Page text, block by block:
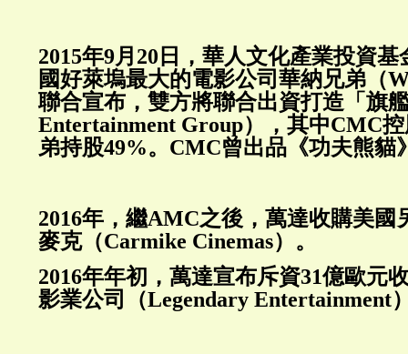
2015年9月20日，華人文化產業投資
國好萊塢最大的電影公司華納兄弟（
聯合宣布，雙方將聯合出資打造「旗
Entertainment Group），其中CMC
弟持股49%。CMC曾出品《功夫熊貓
2016年，繼AMC之後，萬達收購美國
麥克（Carmike Cinemas）。
2016年年初，萬達宣布斥資31億歐元
影業公司（Legendary Entertainment